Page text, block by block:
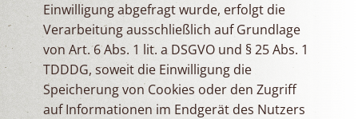
Einwilligung abgefragt wurde, erfolgt die
Verarbeitung ausschließlich auf Grundlage
von Art. 6 Abs. 1 lit. a DSGVO und § 25 Abs. 1
TDDDG, soweit die Einwilligung die
Speicherung von Cookies oder den Zugriff
auf Informationen im Endgerät des Nutzers